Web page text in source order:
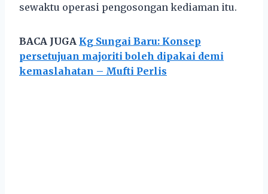
sewaktu operasi pengosongan kediaman itu.
BACA JUGA Kg Sungai Baru: Konsep
persetujuan majoriti boleh dipakai demi
kemaslahatan – Mufti Perlis